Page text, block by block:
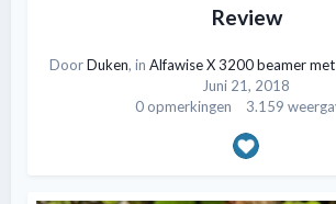
Review
DoorDuken, in Alfawise X 3200 beamer
Juni 21, 2018
0 opmerkingen
3.159